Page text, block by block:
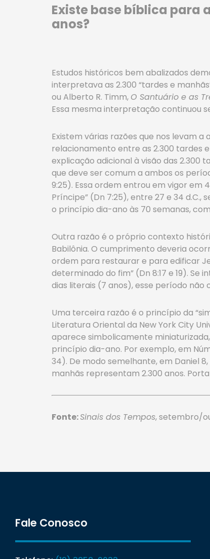
Existe base bíblica para
anos?
Estudos históricos bem abalizados
interpretava as 2.300 “tardes e
ou Alberto R. Timm, O Santuário e as
Essa mesma interpretação continuou
Existem várias razões que nos levam
relacionamento entre as 2.300 tardes
explicação adicional à visão das 2.300
que deve ser comum a ambos os
9:25). Essa ordem entrou em vigor em
Príncipe” (Dn 7:25), entre 27 e 34
o princípio dia-ano às 70 semanas,
Outra razão é o próprio contexto
Babilônia. O cumprimento deveria
ordem para restaurar e para edificar
determinado do fim” (Dn 8:17 e 19).
dias literais (7 anos), esse período
Uma terceira razão é o princípio da
Literatura Oriental da New York City
aparece simbolicamente
princípio dia-ano. Por exemplo, em
34). De modo semelhante, em Daniel
manhãs representam 2.300 anos.
Fonte:Sinais dos Tempos, setembro/
Fale Conosco